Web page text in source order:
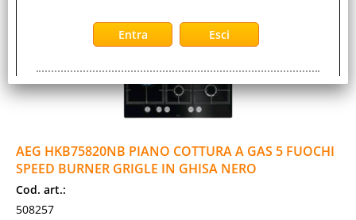
AEG HKB75820NB PIANO COTTURA A GAS 5 FUOCHI
SPEED BURNER GRIGLE IN GHISA NERO
Cod. art.:
508257